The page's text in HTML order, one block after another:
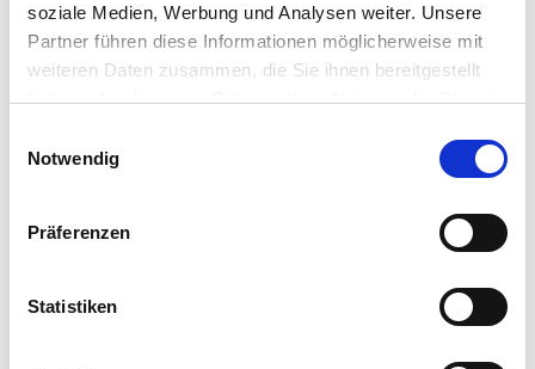
soziale Medien, Werbung und Analysen weiter. Unsere
Partner führen diese Informationen möglicherweise mit
weiteren Daten zusammen, die Sie ihnen bereitgestellt
haben oder die sie im Rahmen Ihrer Nutzung der Dienste
Notwendig
Präferenzen
Statistiken